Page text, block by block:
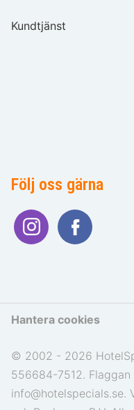
Kundtjänst
Följ oss gärna
Hantera cookies
© 2002 - 2026
556684-7512. Flaggan
info@hotelspecials.se.